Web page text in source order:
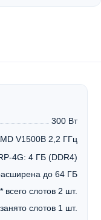
300 Вт
V1500B 2,2 ГГц
4G: 4 ГБ (DDR4)
до 64 ГБ
всего слотов 2 шт.
слотов 1 шт.